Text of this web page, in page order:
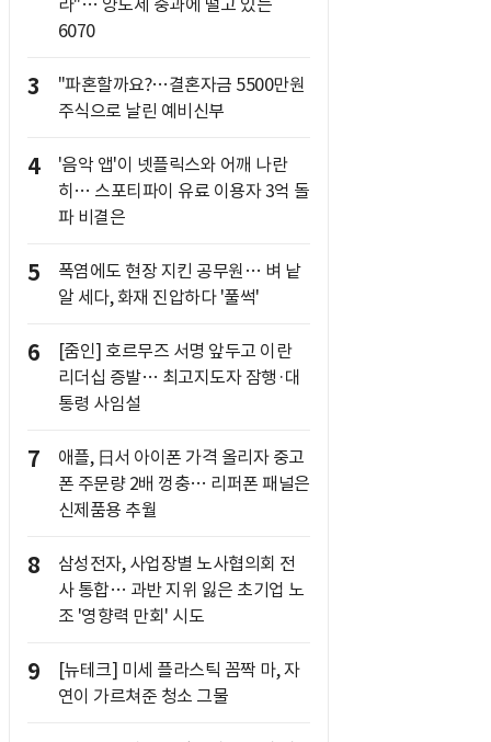
라"… 양도세 중과에 떨고 있는
6070
3
"파혼할까요?…결혼자금 5500만원
주식으로 날린 예비신부
4
'음악 앱'이 넷플릭스와 어깨 나란
히… 스포티파이 유료 이용자 3억 돌
파 비결은
5
폭염에도 현장 지킨 공무원… 벼 낱
알 세다, 화재 진압하다 '풀썩'
6
[줌인] 호르무즈 서명 앞두고 이란
리더십 증발… 최고지도자 잠행·대
통령 사임설
7
애플, 日서 아이폰 가격 올리자 중고
폰 주문량 2배 껑충… 리퍼폰 패널은
신제품용 추월
8
삼성전자, 사업장별 노사협의회 전
사 통합… 과반 지위 잃은 초기업 노
조 '영향력 만회' 시도
9
[뉴테크] 미세 플라스틱 꼼짝 마, 자
연이 가르쳐준 청소 그물